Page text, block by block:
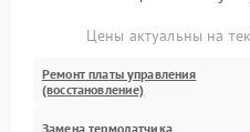
Цены актуальны на
Ремонт платы управления
(восстановление)
Замена термодатчика